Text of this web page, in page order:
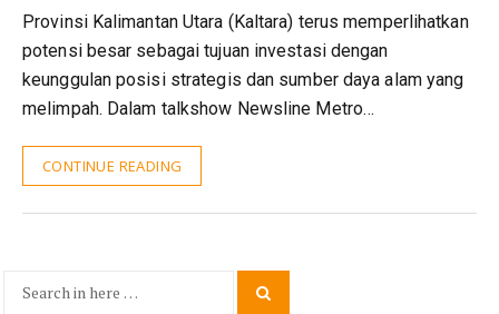
Provinsi Kalimantan Utara (Kaltara) terus memperlihatkan
potensi besar sebagai tujuan investasi dengan
keunggulan posisi strategis dan sumber daya alam yang
melimpah. Dalam talkshow Newsline Metro…
CONTINUE READING
Search